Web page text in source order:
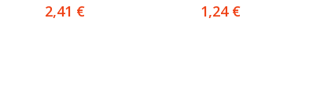
2,41 € 1,24 €